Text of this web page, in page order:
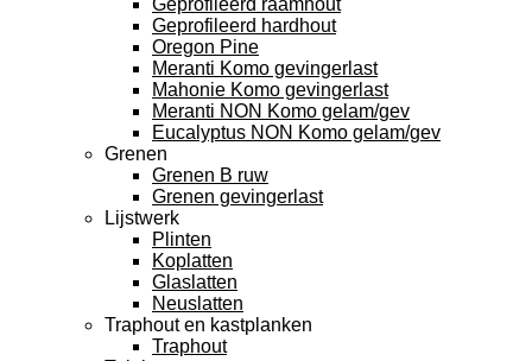
Geprofileerd raamhout
Geprofileerd hardhout
Oregon Pine
Meranti Komo gevingerlast
Mahonie Komo gevingerlast
Meranti NON Komo gelam/gev
Eucalyptus NON Komo gelam/gev
Grenen
Grenen B ruw
Grenen gevingerlast
Lijstwerk
Plinten
Koplatten
Glaslatten
Neuslatten
Traphout en kastplanken
Traphout